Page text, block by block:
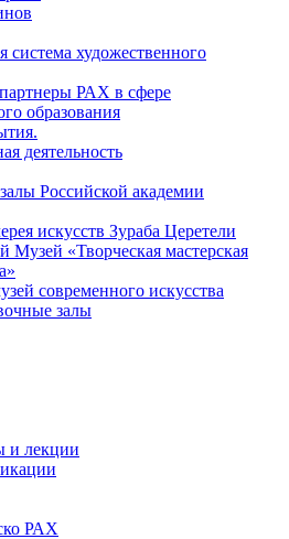
система художественного
РАХ в сфере
образования
деятельность
Российской академии
искусств Зураба Церетели
«Творческая мастерская
современного искусства
залы
и лекции
РАХ